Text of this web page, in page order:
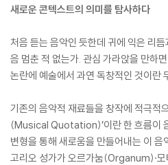
새로운 콘텍스트의 의미를 탐사하다
처음 듣는 음악인 듯한데 귀에 익은 리
음 멈춘 적 없는가. 관심 가라앉을 만하
논란에 예술에서 과연 독창적인 것이란
기존의 음악적 재료들을 창작에 적극적
(Musical Quotation)’이란 한 흐름이
변형을 통해 새로움을 만들어내는 이
고리오 성가가 오르가눔(Organum)·